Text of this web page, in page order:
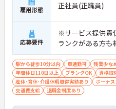
雇用形態 正社員(正職員)
応募要件
※サービス提供責
ランクがある方も
駅から徒歩10分以内 車通勤可 残業少な
年間休日110日以上
ブランクOK 資格取
産休･育休･介護休暇取得実績あり
ボーナ
交通費支給
退職金制度あり